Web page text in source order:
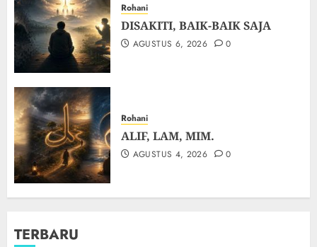
Rohani
DISAKITI, BAIK-BAIK SAJA
AGUSTUS 6, 2026 0
Rohani
ALIF, LAM, MIM.
AGUSTUS 4, 2026 0
TERBARU